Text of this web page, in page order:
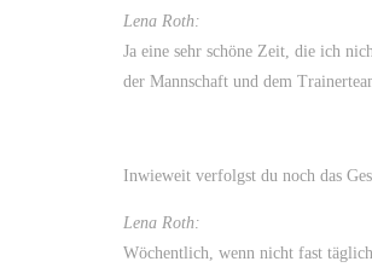
Lena Roth:
Ja eine sehr schöne Zeit, die ich
der Mannschaft und dem
Inwieweit verfolgst du noch das
Lena Roth:
Wöchentlich, wenn nicht fast